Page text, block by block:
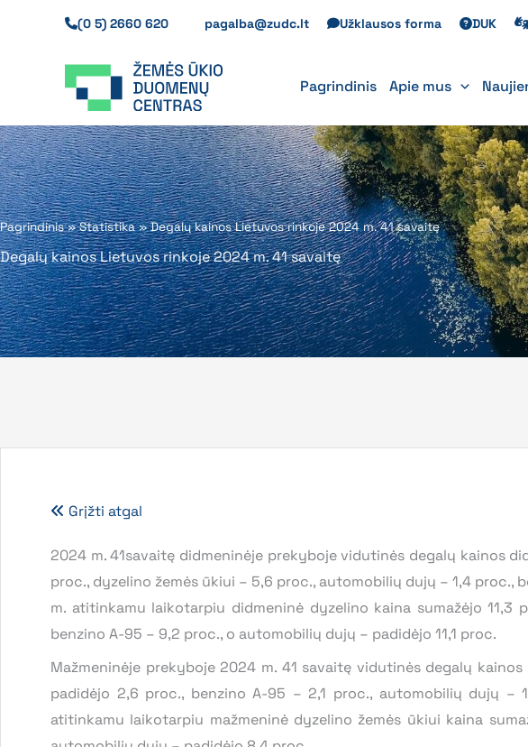
(0 5) 2660 620 pagalba@zudc.lt Užklausos forma DUK
Pagrindinis Apie mus
Pagrindinis»Statistika»Degalų kainos Lietuvos rinkoje 2024 m. 41 savaitę
Degalų kainos Lietuvos rinkoje 2024 m. 41 savaitę
Grįžti atgal
2024 m. 41savaitę didmeninėje prekyboje vidutinės degalų kainos
proc., dyzelino žemės ūkiui – 5,6 proc., automobilių dujų – 1,4
m. atitinkamu laikotarpiu didmeninė dyzelino kaina sumažėjo
benzino A-95 – 9,2 proc., o automobilių dujų – padidėjo 11,1 proc.
Mažmeninėje prekyboje 2024 m. 41 savaitę vidutinės degalų
padidėjo 2,6 proc., benzino A-95 – 2,1 proc., automobilių dujų
atitinkamu laikotarpiu mažmeninė dyzelino žemės ūkiui kaina